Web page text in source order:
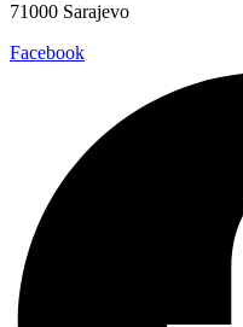
71000 Sarajevo
Facebook